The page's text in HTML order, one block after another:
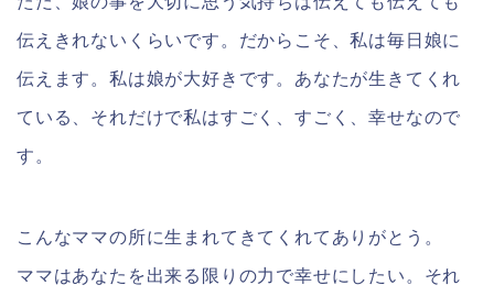
伝えきれないくらいです。だからこそ、私は毎日娘に
伝えます。私は娘が大好きです。あなたが生きてくれ
ている、それだけで私はすごく、すごく、幸せなので
す。
こんなママの所に生まれてきてくれてありがとう。
ママはあなたを出来る限りの力で幸せにしたい。それ